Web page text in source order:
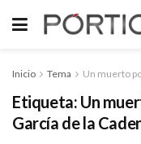
Inicio Tema Un muerto
Etiqueta: Un
García de la